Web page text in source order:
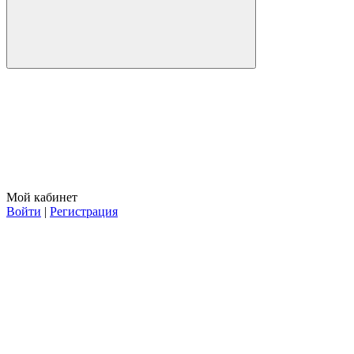
Мой кабинет
Войти | Регистрация